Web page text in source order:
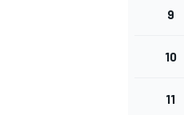
9
10
11